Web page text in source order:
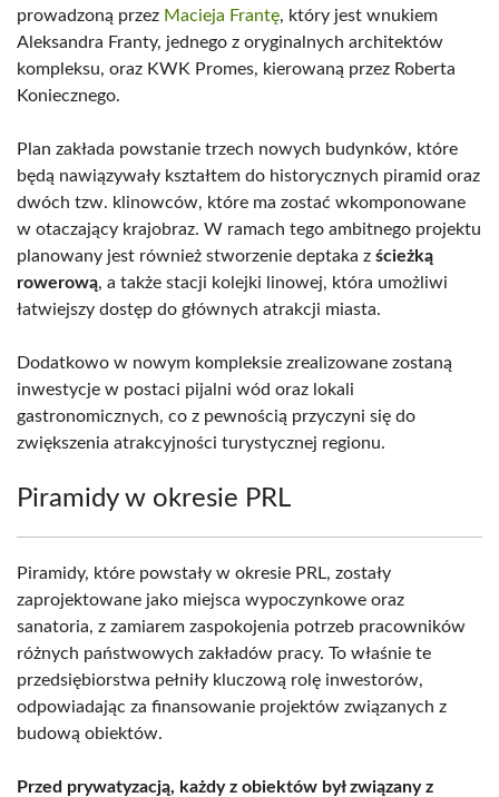
prowadzoną przez Macieja Frantę, który jest wnukiem
Aleksandra Franty, jednego z oryginalnych architektów
kompleksu, oraz KWK Promes, kierowaną przez Roberta
Koniecznego.
Plan zakłada powstanie trzech nowych budynków, które
będą nawiązywały kształtem do historycznych piramid oraz
dwóch tzw. klinowców, które ma zostać wkomponowane
w otaczający krajobraz. W ramach tego ambitnego projektu
planowany jest również stworzenie deptaka z ścieżką
rowerową, a także stacji kolejki linowej, która umożliwi
łatwiejszy dostęp do głównych atrakcji miasta.
Dodatkowo w nowym kompleksie zrealizowane zostaną
inwestycje w postaci pijalni wód oraz lokali
gastronomicznych, co z pewnością przyczyni się do
zwiększenia atrakcyjności turystycznej regionu.
Piramidy w okresie PRL
Piramidy, które powstały w okresie PRL, zostały
zaprojektowane jako miejsca wypoczynkowe oraz
sanatoria, z zamiarem zaspokojenia potrzeb pracowników
różnych państwowych zakładów pracy. To właśnie te
przedsiębiorstwa pełniły kluczową rolę inwestorów,
odpowiadając za finansowanie projektów związanych z
budową obiektów.
Przed prywatyzacją, każdy z obiektów był związany z